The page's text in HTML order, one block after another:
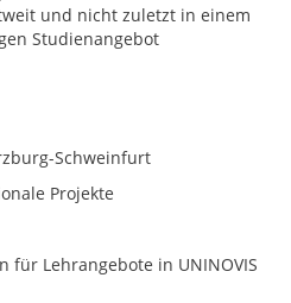
und nicht zuletzt in einem
Studienangebot
Schweinfurt
Projekte
für Lehrangebote in UNINOVIS